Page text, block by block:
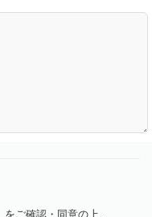
をご確認・同意の上、